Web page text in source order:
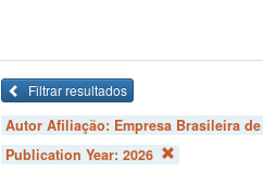
Filtrar resultados
Autor Afiliação: Empresa Brasileira
Publication Year: 2026